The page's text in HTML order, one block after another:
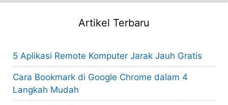
Artikel Terbaru
5 Aplikasi Remote Komputer Jarak Jauh Gratis
Cara Bookmark di Google Chrome dalam 4
Langkah Mudah